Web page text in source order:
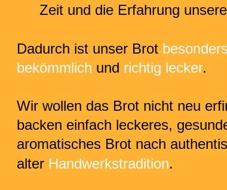
Zeit und die Erfahrung
Dadurch ist unser Brot besonders
bekömmlich und richtig lecker.
Wir wollen das Brot nicht neu
backen einfach leckeres,
aromatisches Brot nach
alter Handwerkstradition.